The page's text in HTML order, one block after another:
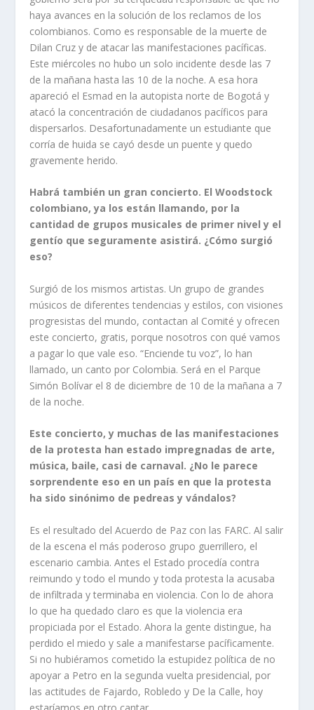
haya avances en la solución de los reclamos de los
colombianos. Como es responsable de la muerte de
Dilan Cruz y de atacar las manifestaciones pacíficas.
Este miércoles no hubo un solo incidente desde las 7
de la mañana hasta las 10 de la noche. A esa hora
apareció el Esmad en la autopista norte de Bogotá y
atacó la concentración de ciudadanos pacíficos para
dispersarlos. Desafortunadamente un estudiante que
corría de huida se cayó desde un puente y quedo
gravemente herido.
Habrá también un gran concierto. El Woodstock
colombiano, ya los están llamando, por la
cantidad de grupos musicales de primer nivel y el
gentío que seguramente asistirá. ¿Cómo surgió
eso?
Surgió de los mismos artistas. Un grupo de grandes
músicos de diferentes tendencias y estilos, con visiones
progresistas del mundo, contactan al Comité y ofrecen
este concierto, gratis, porque nosotros con qué vamos
a pagar lo que vale eso. “Enciende tu voz”, lo han
llamado, un canto por Colombia. Será en el Parque
Simón Bolívar el 8 de diciembre de 10 de la mañana a 7
de la noche.
Este concierto, y muchas de las manifestaciones
de la protesta han estado impregnadas de arte,
música, baile, casi de carnaval. ¿No le parece
sorprendente eso en un país en que la protesta
ha sido sinónimo de pedreas y vándalos?
Es el resultado del Acuerdo de Paz con las FARC. Al salir
de la escena el más poderoso grupo guerrillero, el
escenario cambia. Antes el Estado procedía contra
reimundo y todo el mundo y toda protesta la acusaba
de infiltrada y terminaba en violencia. Con lo de ahora
lo que ha quedado claro es que la violencia era
propiciada por el Estado. Ahora la gente distingue, ha
perdido el miedo y sale a manifestarse pacíficamente.
Si no hubiéramos cometido la estupidez política de no
apoyar a Petro en la segunda vuelta presidencial, por
las actitudes de Fajardo, Robledo y De la Calle, hoy
estaríamos en otro cantar.